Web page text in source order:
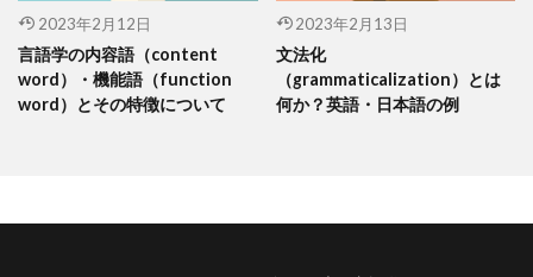
2023年2月12日
言語学の内容語（content
word）・機能語（function
word）とその特徴について
2023年2月13日
文法化
（grammaticalization）とは
何か？英語・日本語の例